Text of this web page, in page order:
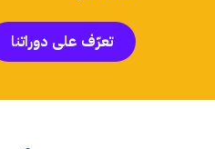
تعرّف على دوراتنا